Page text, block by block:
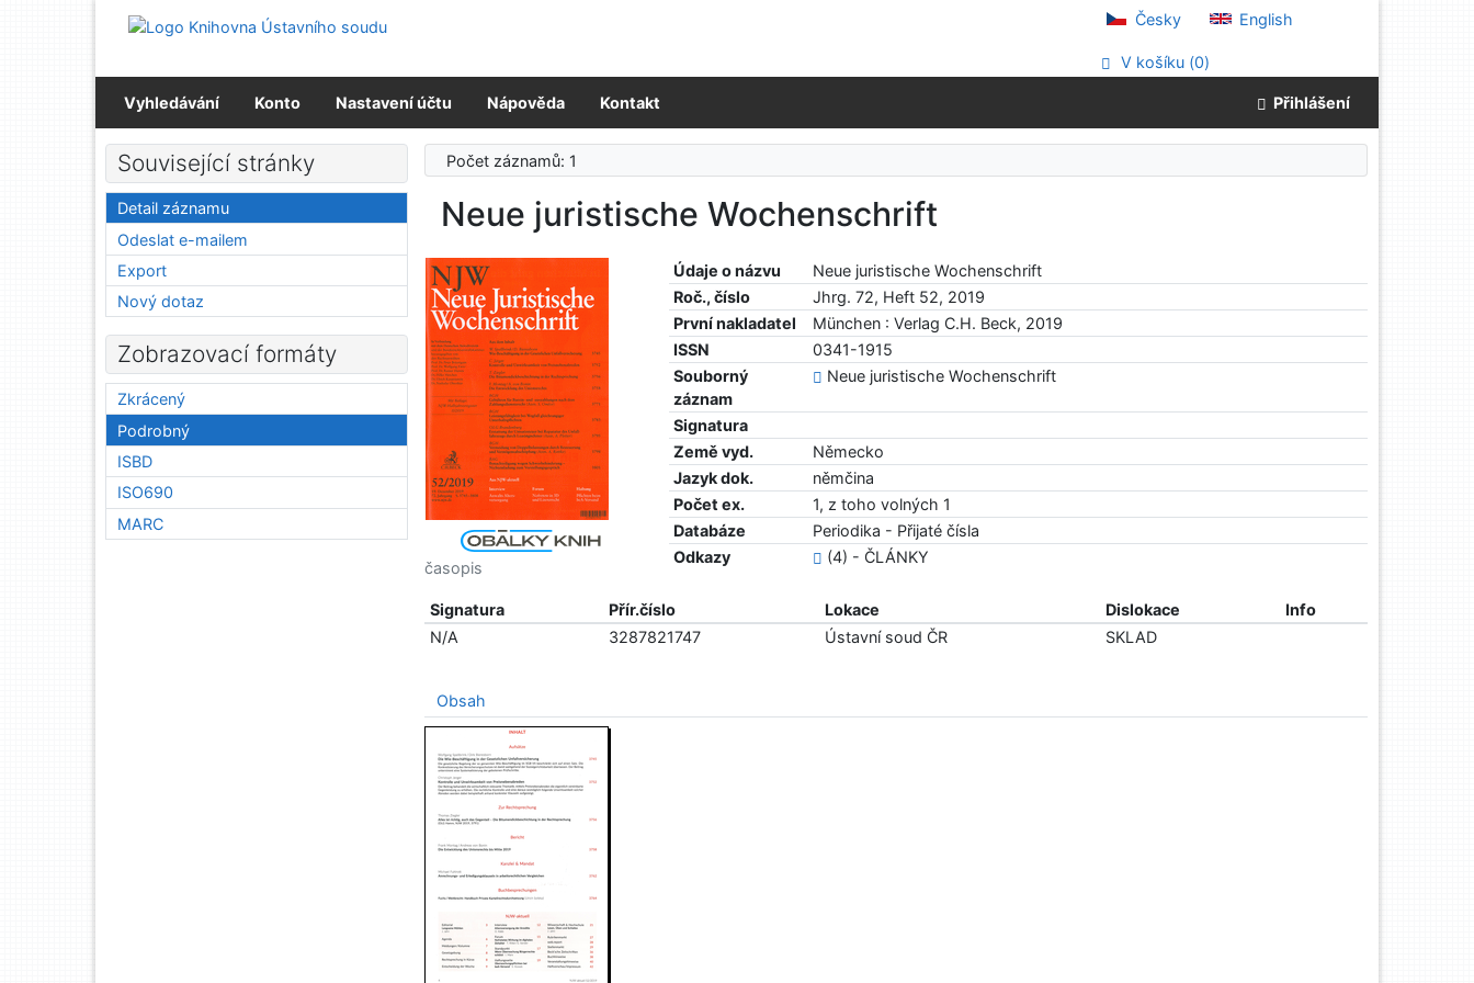
Přejít na menu
Česky English
V košíku (0)
Vyhledávání Konto Nastavení účtu Nápověda Kontakt Přihlášení
Počet záznamů: 1
Neue juristische Wochenschrift
Údaje o názvu
Neue juristische Wochenschrift
Roč., číslo
Jhrg. 72, Heft 52, 2019
První nakladatel
München : Verlag C.H. Beck, 2019
ISSN
0341-1915
Souborný
záznam
Neue juristische Wochenschrift
Signatura
Země vyd.
Německo
Jazyk dok.
němčina
Počet ex.
1, z toho volných 1
Databáze
Periodika - Přijaté čísla
Odkazy
(4) - ČLÁNKY
časopis
Signatura Přír.číslo Lokace Dislokace
Info
N/A
3287821747 Ústavní soud ČR SKLAD
Obsah
Související stránky
Detail záznamu
Odeslat e-mailem
Export
Nový dotaz
Zobrazovací formáty
Zkrácený
Podrobný
ISBD
ISO690
MARC